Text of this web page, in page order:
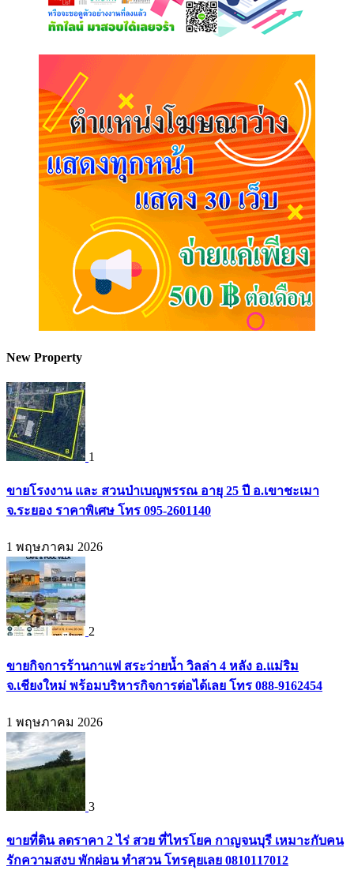
New Property
1
ขายโรงงาน และ สวนป่าเบญพรรณ อายุ 25 ปี อ.เขาชะเมา
จ.ระยอง ราคาพิเศษ โทร 095-2601140
1 พฤษภาคม 2026
2
ขายกิจการร้านกาแฟ สระว่ายน้ำ วิลล่า 4 หลัง อ.แม่ริม
จ.เชียงใหม่ พร้อมบริหารกิจการต่อได้เลย โทร 088-9162454
1 พฤษภาคม 2026
3
ขายที่ดิน ลดราคา 2 ไร่ สวย ที่ไทรโยค กาญจนบุรี เหมาะกับคน
รักความสงบ พักผ่อน ทำสวน โทรคุยเลย 0810117012